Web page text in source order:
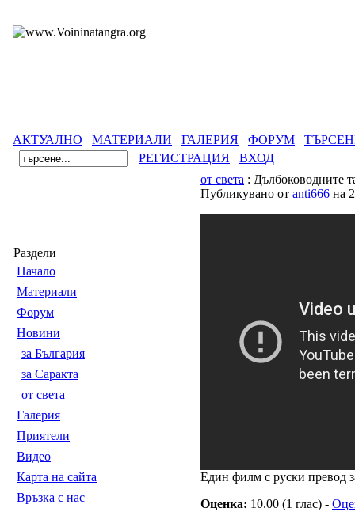
АКТУАЛНО МАТЕРИАЛИ ГАЛЕРИЯ ФОРУМ
РЕГИСТРАЦИЯ
ВХОД
Раздели
Началo
Материали
Форум
Новини
за България
за Саракта
от света
Галерия
Приятели
Видео
Карта на сайта
Връзка с нас
от света : Дълбоководните
Публикувано от anti666 на
Един филм с руски превод
Оценка: 10.00 (1 глас) -